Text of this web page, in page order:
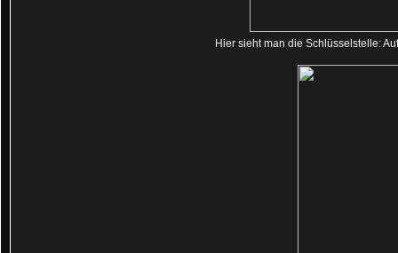
Hier sieht man die Schlüsselstelle: